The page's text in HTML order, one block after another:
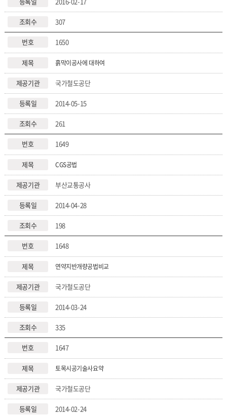
307
1650
흙막이공사에 대하여
국가철도공단
2014-05-15
261
1649
CGS공법
부산교통공사
2014-04-28
198
1648
연약지반개량공법비교
국가철도공단
2014-03-24
335
1647
토목시공기술사요약
국가철도공단
2014-02-24